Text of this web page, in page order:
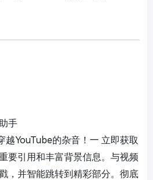
手
越YouTube的杂音！— 立即获取
要引用和丰富背景信息。与视频
，并智能跳转到精彩部分。彻底